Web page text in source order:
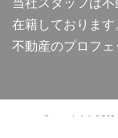
在籍しております。
不動産のプロフェ
Copyright 2018